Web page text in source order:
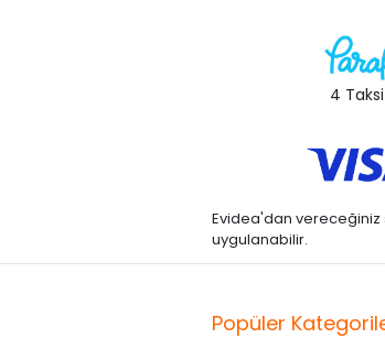
4
Evidea'dan vereceğiniz
uygulanabilir.
Popüler